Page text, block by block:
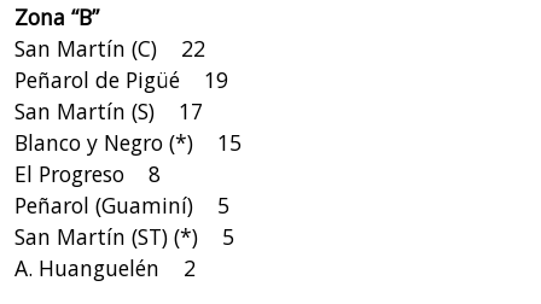
Zona “B”
San Martín (C) 22
Peñarol de Pigüé 19
San Martín (S) 17
Blanco y Negro (*) 15
El Progreso 8
Peñarol (Guaminí) 5
San Martín (ST) (*) 5
A. Huanguelén 2